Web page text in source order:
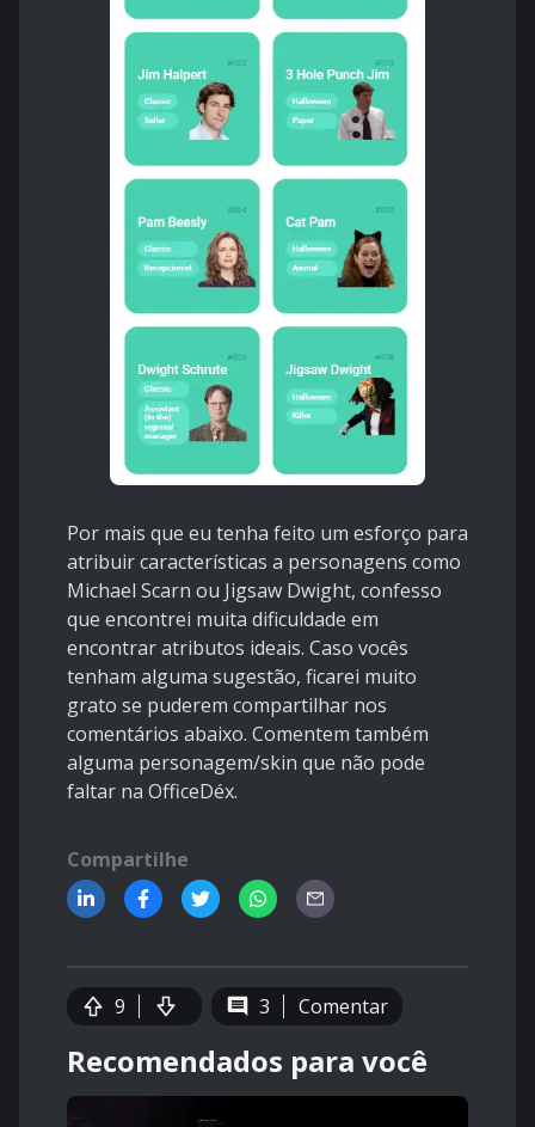
Por mais que eu tenha feito um esforço para
atribuir características a personagens como
Michael Scarn ou Jigsaw Dwight, confesso
que encontrei muita dificuldade em
encontrar atributos ideais. Caso vocês
tenham alguma sugestão, ficarei muito
grato se puderem compartilhar nos
comentários abaixo. Comentem também
alguma personagem/skin que não pode
faltar na OfficeDéx.
Compartilhe
9 3 Comentar
Recomendados para você